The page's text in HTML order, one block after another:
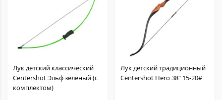
Лук детский классический
Centershot Эльф зеленый (с
комплектом)
Лук детский традиционный
Centershot Hero 38" 15-20#